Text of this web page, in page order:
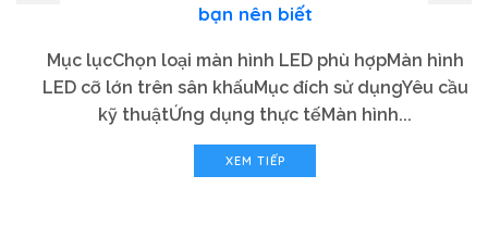
bạn nên biết
Mục lụcChọn loại màn hình LED phù hợpMàn hình
LED cỡ lớn trên sân khấuMục đích sử dụngYêu cầu
kỹ thuậtỨng dụng thực tếMàn hình...
XEM TIẾP